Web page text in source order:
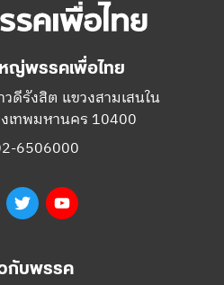
ญ่พรรคเพื่อไทย
ดีรังสิต แขวงสามเสนใน
เทพมหานคร 10400
6506000
FacebookTwitter
กับพรรค